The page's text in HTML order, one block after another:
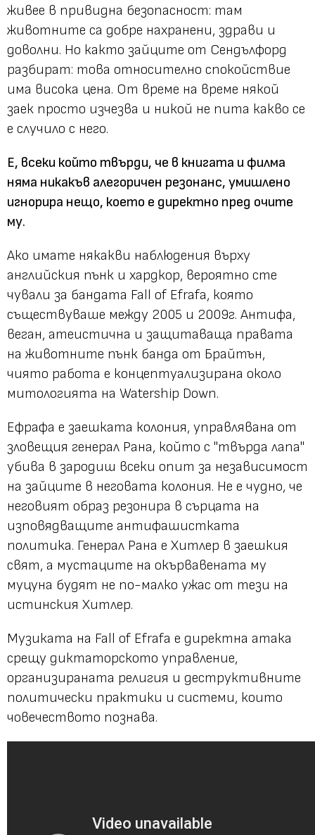
живее в привидна безопасност: там
животните са добре нахранени, здрави и
доволни. Но както зайците от Сендълфорд
разбират: това относително спокойствие
има висока цена. От време на време някой
заек просто изчезва и никой не пита какво се
е случило с него.
Е, всеки който твърди, че в книгата и филма
няма никакъв алегоричен резонанс, умишлено
игнорира нещо, което е директно пред очите
му.
Ако имате някакви наблюдения върху
английския пънк и хардкор, вероятно сте
чували за бандата Fall of Efrafa, която
съществуваше между 2005 и 2009г. Антифа,
веган, атеистична и защитаваща правата
на животните пънк банда от Брайтън,
чиято работа е концептуализирана около
митологията на Watership Down.
Ефрафа е заешката колония, управлявана от
зловещия генерал Рана, който с "твърда лапа"
убива в зародиш всеки опит за независимост
на зайците в неговата колония. Не е чудно, че
неговият образ резонира в сърцата на
изповядващите антифашистката
политика. Генерал Рана е Хитлер в заешкия
свят, а мустаците на окървавената му
муцуна будят не по-малко ужас от тези на
истинския Хитлер.
Музиката на Fall of Efrafa е директна атака
срещу диктаторското управление,
организираната религия и деструктивните
политически практики и системи, които
човечеството познава.